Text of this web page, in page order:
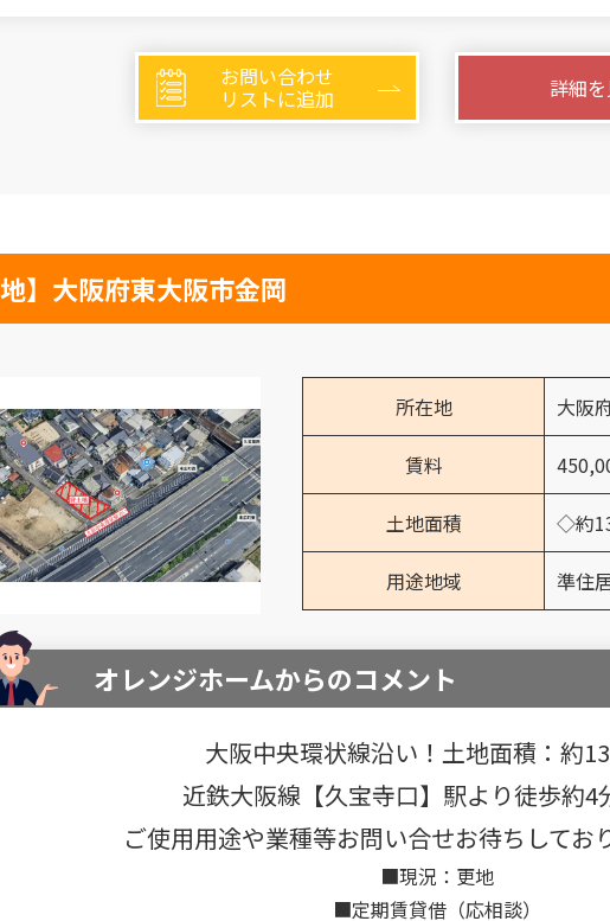
お問い合わせ
リストに追加 詳細
】大阪府東大阪市金岡
所在地 大阪
賃料
土地面積 ◇約
用途地域 準住
オレンジホームからのコメント
大阪中央環状線沿い！土地面積：約
近鉄大阪線【久宝寺口】駅より徒歩約4
ご使用用途や業種等お問い合せお待ちして
■現況：更地
■定期賃貸借（応相談）